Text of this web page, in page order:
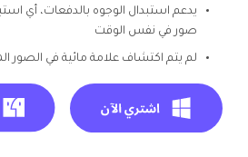
يدعم استبدال الوجوه بالدفعات، أي
صور في نفس الوقت
لم يتم اكتشاف علامة مائية في الصور